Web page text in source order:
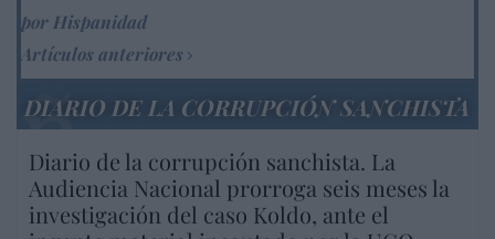
por Hispanidad
Artículos anteriores
DIARIO DE LA CORRUPCIÓN SANCHISTA
Diario de la corrupción sanchista. La
Audiencia Nacional prorroga seis meses la
investigación del caso Koldo, ante el